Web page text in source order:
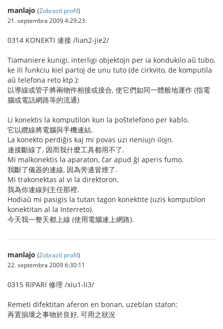
manlajo (Zobraziť profil)
21. septembra 2009 4:29:23
0314 KONEKTI 連接 /lian2-jie2/
Tiamaniere kunigi, interligi objektojn per ia kondukilo aŭ tubo,
ke ili funkciu kiel partoj de unu tuto (de cirkvito, de komputila
aŭ telefona reto ktp.):
以導線或管子將兩物件相接或接合, 使它們如同一體般地運作 (指電
腦或電話網路等的流通)
Li konektis la komputilon kun la poŝtelefono per kablo.
它以纜線將電腦與手機連結.
La konekto perdiĝis kaj mi povas uzi neniujn ilojn.
連接斷線了, 因而我什麼工具都用不了.
Mi malkonektis la aparaton, ĉar apud ĝi aperis fumo.
我斷了儀器的連線, 因為旁邊冒煙了.
Mi trakonektas al vi la direktoron.
我為你連線到主任那裡.
Hodiaŭ mi pasigis la tutan tagon konektite (uzis komputilon
konektitan al la Interreto).
今天我一整天都上線 (使用電腦連上網路).
manlajo (Zobraziť profil)
22. septembra 2009 6:30:11
0315 RIPARI 修理 /xiu1-li3/
Remeti difektitan aferon en bonan, uzeblan staton:
再置損壞之事物於良好, 可用之狀況